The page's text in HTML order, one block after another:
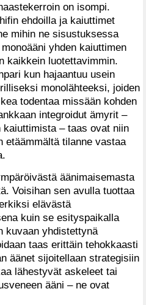
on isompi.
ehdoilla ja kaiuttimet
mihin ne sisustuksessa
yhden kaiuttimen
kaikkein luotettavimmin.
kun hajaantuu usein
monolähteeksi, joiden
todentaa missään kohden
integroidut ämyrit –
kaiuttimista – taas ovat niin
etäämmältä tilanne vastaa
äänimaisemasta
Voisihan sen avulla tuottaa
elävästä
kuin se esityspaikalla
kuvaan yhdistettynä
taas erittäin tehokkaasti
äänet sijoitellaan strategisiin
lähestyvät askeleet tai
ääni – ne ovat